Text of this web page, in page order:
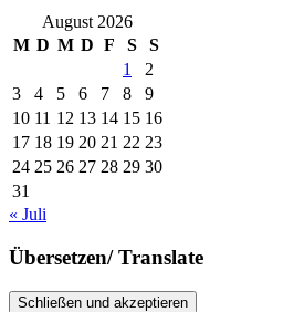
August 2026
M D M D F S
S
1
2
3
4 5 6 7 8
9
10 11 12 13 14 15 16
17 18 19 20 21 22 23
24 25 26 27 28 29 30
31
« Juli
Übersetzen/ Translate